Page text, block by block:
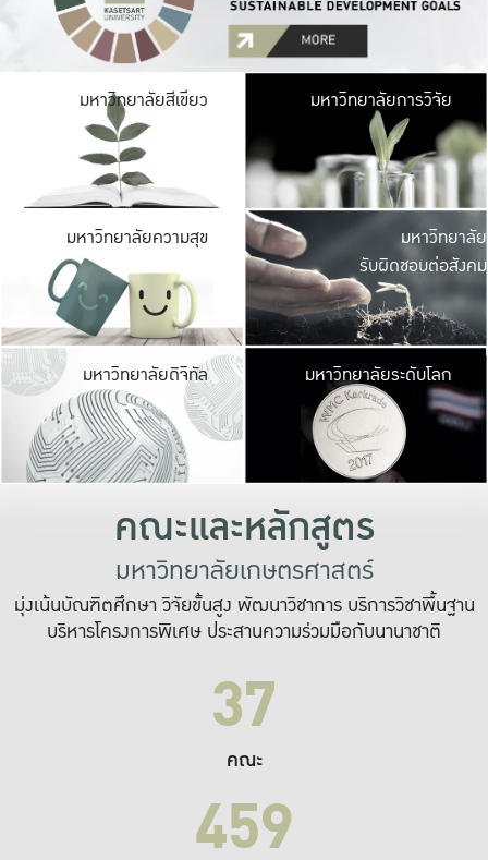
มหาวิทยาลัยสีเขียว มหาวิ
มีพื้นที่เขียวสดใส
เป็นป่าในเมือง เกษต
มหาวิทยาลัยการวิจัย
มหาวิทยาลัยความสุข มหาวิ
ค
เปิดประ
และพบเรื่องราวใ
มหาวิทยาลัย
รับผิดชอบต่อสังคม
มหาวิทยาลัยดิจิทัล มหาวิ
เปลี่ยนแปลง แล
เพื่อทำง
ระบบสารสนเทศ
มหาวิทยาลัยระดับโลก
คณะและหลักสูตร
มหาวิทยาลัยเกษตรศาสตร์
มุ่งเน้นบัณฑิตศึกษา วิจัยขั้นสูง พัฒนาวิชาการ บริการวิชาพื้นฐาน
บริหารโครงการพิเศษ ประสานความร่วมมือกับนานาชาติ
37
คณะ
459